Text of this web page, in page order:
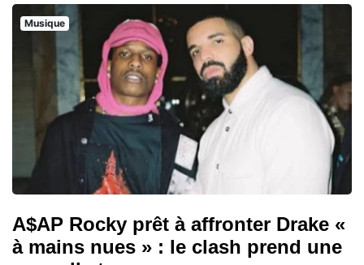
Musique
A$AP Rocky prêt à affronter Drake «
à mains nues » : le clash prend une